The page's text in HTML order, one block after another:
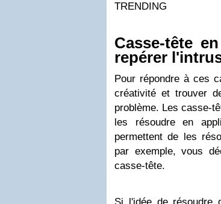
TRENDING
Casse-tête
repérer
Pour répondre à ces
créativité et trouver
problème. Les casse-
les résoudre en
permettent de les
par exemple, vous
casse-tête.